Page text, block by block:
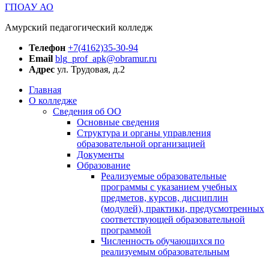
ГПОАУ АО
Амурский педагогический колледж
Телефон +7(4162)35-30-94
Email blg_prof_apk@obramur.ru
Адрес ул. Трудовая, д.2
Главная
О колледже
Сведения об ОО
Основные сведения
Структура и органы управления
образовательной организацией
Документы
Образование
Реализуемые образовательные
программы с указанием учебных
предметов, курсов, дисциплин
(модулей), практики, предусмотренных
соответствующей образовательной
программой
Численность обучающихся по
реализуемым образовательным